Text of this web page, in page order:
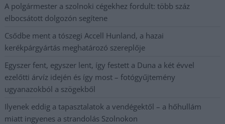
A polgármester a szolnoki cégekhez fordult: több száz
elbocsátott dolgozón segítene
Csődbe ment a tószegi Accell Hunland, a hazai
kerékpárgyártás meghatározó szereplője
Egyszer fent, egyszer lent, így festett a Duna a két évvel
ezelőtti árvíz idején és így most – fotógyűjtemény
ugyanazokból a szögekből
Ilyenek eddig a tapasztalatok a vendégektől – a hőhullám
miatt ingyenes a strandolás Szolnokon